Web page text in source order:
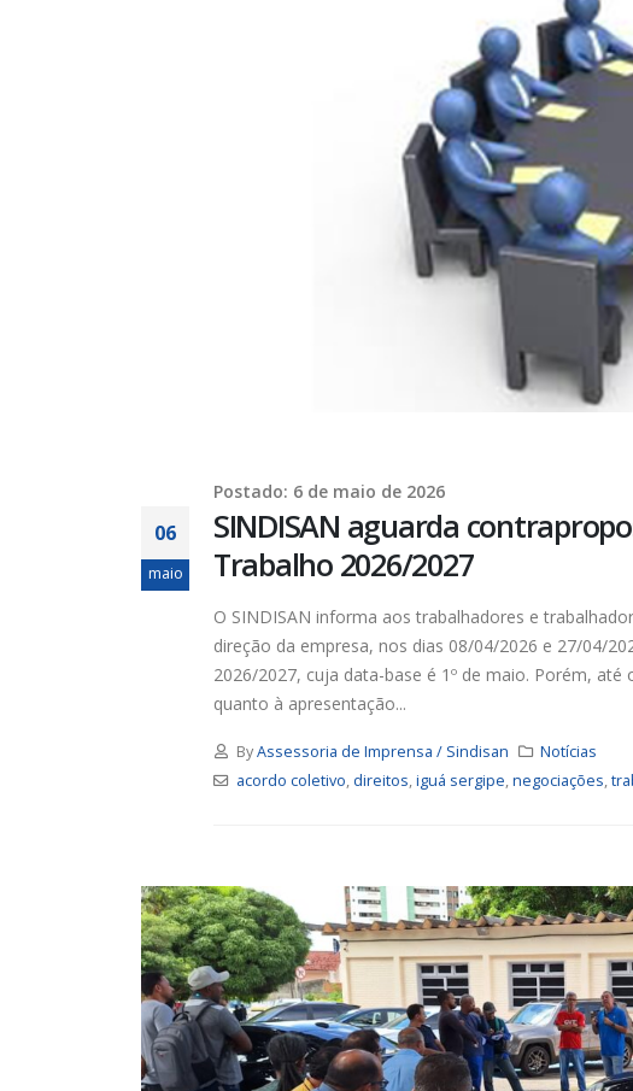
Postado: 6 de maio de 2026
06
maio
SINDISAN aguarda
Trabalho 2026/2027
O SINDISAN informa aos trabalhadores e
direção da empresa, nos dias 08/04/2026 e 27/04/
2026/2027, cuja data-base é 1º de maio. Porém,
quanto à apresentação...
ByAssessoria de Imprensa / Sindisan
Notícias
acordo coletivo, direitos,iguá sergipe,negociações,